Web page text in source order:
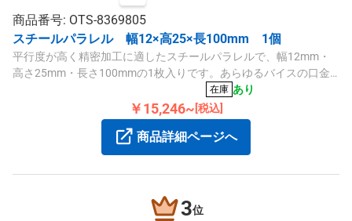
商品番号: OTS-8369805
スチールパラレル 幅12×高25×長100mm 1個
平行度が高く精密加工に適したスチールパラレルで、幅12mm・
高さ25mm・長さ100mmの1枚入りです。あらゆるバイスの口金
に使用でき、効率的な作業をサポートします。
在庫 あり
￥15,246~ [税込]
商品詳細ページへ
3位